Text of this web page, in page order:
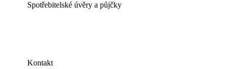
Spotřebitelské úvěry a půjčky
Kontakt